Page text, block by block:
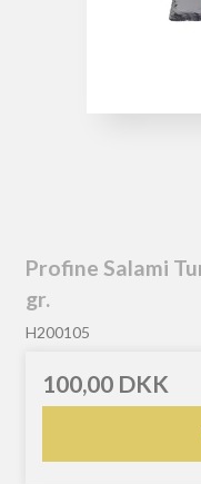
Profine Salami
gr.
H200105
100,00 DKK